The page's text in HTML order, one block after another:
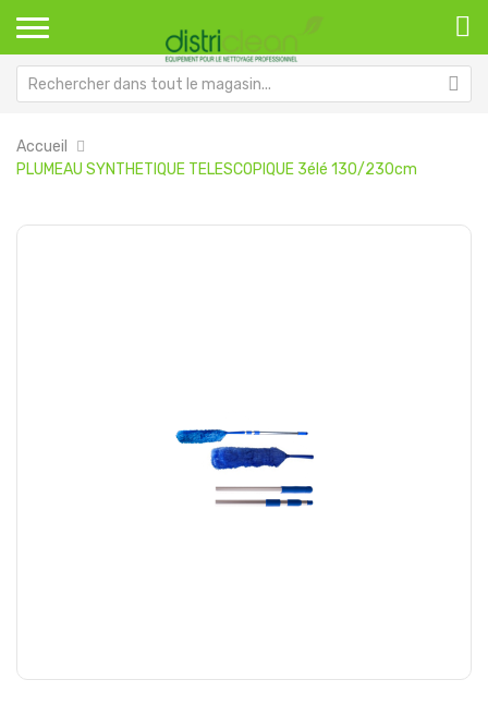
Accueil
PLUMEAU SYNTHETIQUE TELESCOPIQUE 3élé 130/230cm
Passer